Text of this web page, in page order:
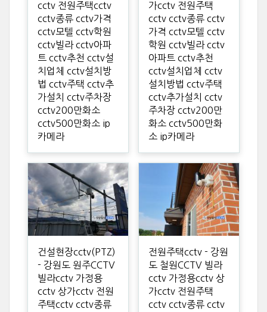
cctv 전원주택cctv
cctv종류 cctv가격
cctv모텔 cctv학원
cctv빌라 cctv아파
트 cctv추천 cctv설
치업체 cctv설치방
법 cctv주택 cctv추
가설치 cctv주차장
cctv200만화소
cctv500만화소 ip
카메라
가cctv 전원주택
cctv cctv종류 cctv
가격 cctv모텔 cctv
학원 cctv빌라 cctv
아파트 cctv추천
cctv설치업체 cctv
설치방법 cctv주택
cctv추가설치 cctv
주차장 cctv200만
화소 cctv500만화
소 ip카메라
건설현장cctv(PTZ)
- 강원도 원주CCTV
빌라cctv 가정용
cctv 상가cctv 전원
주택cctv cctv종류
전원주택cctv - 강원
도 철원CCTV 빌라
cctv 가정용cctv 상
가cctv 전원주택
cctv cctv종류 cctv